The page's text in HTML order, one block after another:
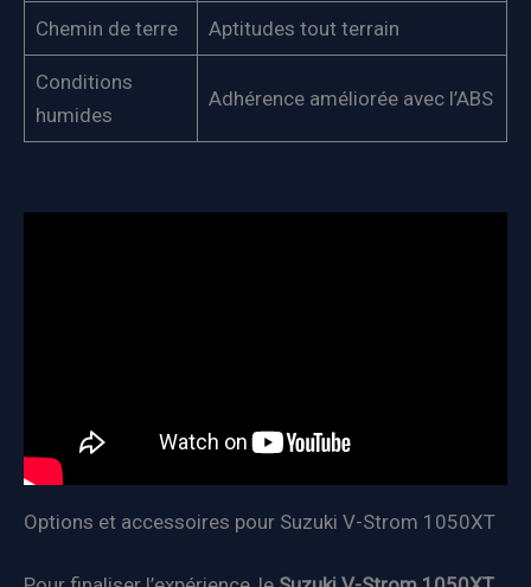
Chemin de terre Aptitudes tout terrain
Conditions
humides
Adhérence améliorée avec l’ABS
Options et accessoires pour Suzuki V-Strom 1050XT